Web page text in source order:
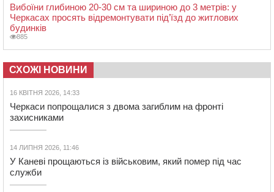
Вибоїни глибиною 20-30 см та шириною до 3 метрів: у
Черкасах просять відремонтувати під’їзд до житлових
будинків
885
СХОЖІ НОВИНИ
16 КВІТНЯ 2026, 14:33
Черкаси попрощалися з двома загиблим на фронті
захисниками
14 ЛИПНЯ 2026, 11:46
У Каневі прощаються із військовим, який помер під час
служби